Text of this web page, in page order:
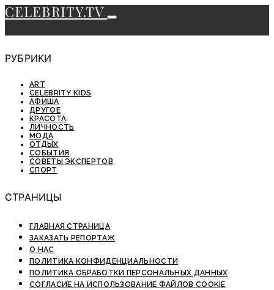
CELEBRITY.TV
РУБРИКИ
ART
CELEBRITY KIDS
АФИША
ДРУГОЕ
КРАСОТА
ЛИЧНОСТЬ
МОДА
ОТДЫХ
СОБЫТИЯ
СОВЕТЫ ЭКСПЕРТОВ
СПОРТ
СТРАНИЦЫ
ГЛАВНАЯ СТРАНИЦА
ЗАКАЗАТЬ РЕПОРТАЖ
О НАС
ПОЛИТИКА КОНФИДЕНЦИАЛЬНОСТИ
ПОЛИТИКА ОБРАБОТКИ ПЕРСОНАЛЬНЫХ ДАННЫХ
СОГЛАСИЕ НА ИСПОЛЬЗОВАНИЕ ФАЙЛОВ COOKIE